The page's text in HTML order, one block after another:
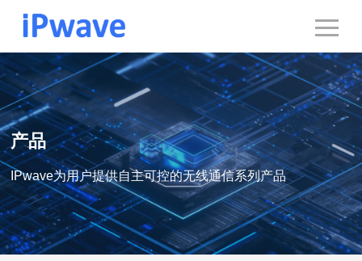
产品
IPwave为用户提供自主可控的无线通信系列产品